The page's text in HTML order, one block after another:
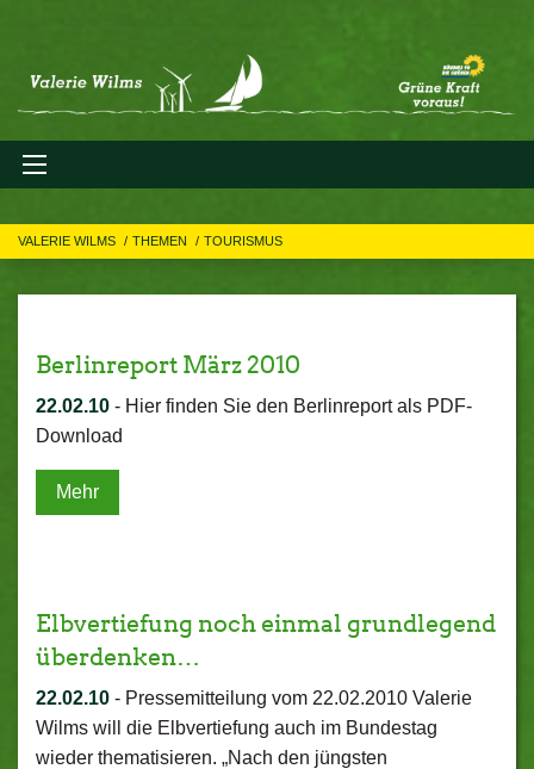
VALERIE WILMS THEMEN TOURISMUS
Berlinreport März 2010
22.02.10 - Hier finden Sie den Berlinreport als PDF-
Download
Mehr
Elbvertiefung noch einmal grundlegend
überdenken…
22.02.10 - Pressemitteilung vom 22.02.2010 Valerie
Wilms will die Elbvertiefung auch im Bundestag
wieder thematisieren. „Nach den jüngsten